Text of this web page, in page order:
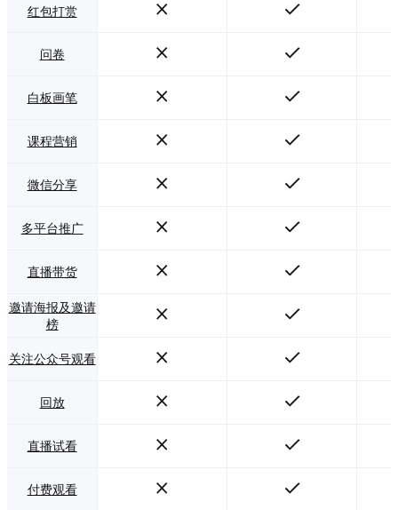
红包打赏
问卷
白板画笔
课程营销
微信分享
多平台推广
直播带货
邀请海报及邀请
榜
关注公众号观看
回放
直播试看
付费观看